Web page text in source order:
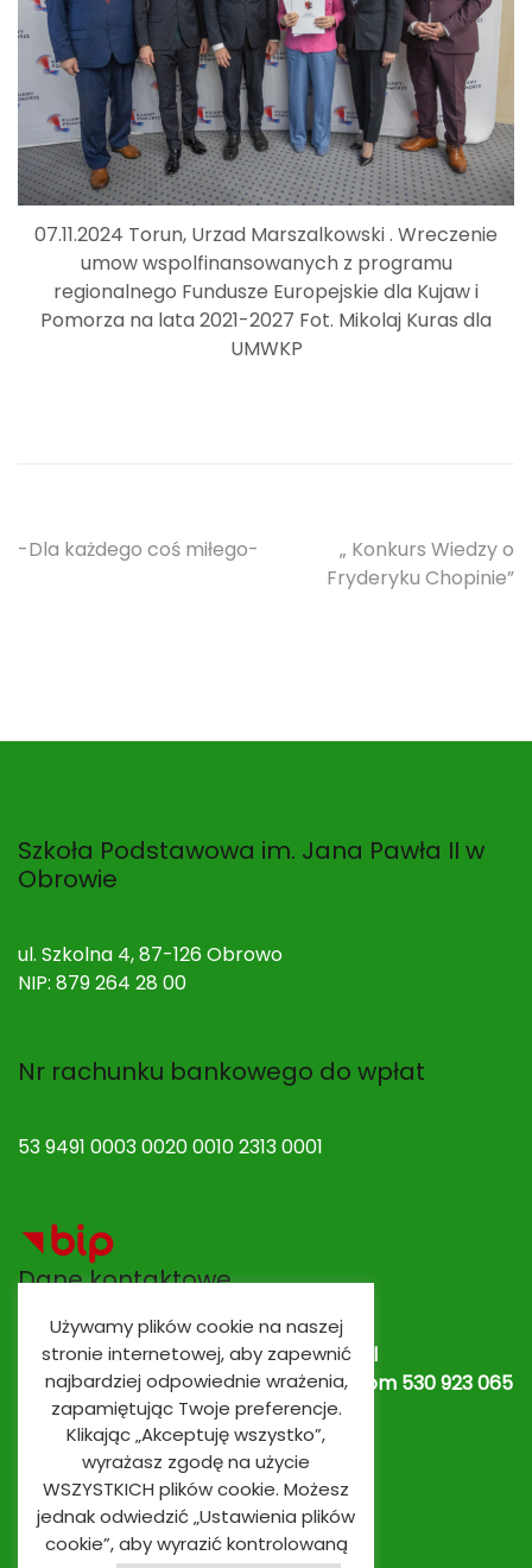
07.11.2024 Torun, Urzad Marszalkowski . Wreczenie
umow wspolfinansowanych z programu
regionalnego Fundusze Europejskie dla Kujaw i
Pomorza na lata 2021-2027 Fot. Mikolaj Kuras dla
UMWKP
Nawigacja
-Dla każdego coś miłego-
„ Konkurs Wiedzy o
Fryderyku Chopinie”
Szkoła Podstawowa im. Jana Pawła II w
Obrowie
ul. Szkolna 4, 87-126 Obrowo
NIP: 879 264 28 00
Nr rachunku bankowego do wpłat
53 9491 0003 0020 0010 2313 0001
Dane kontaktowe
Adres e-mail:spobrowo@spobrowo.pl
Nr telefonu / fax:(56) 674 70 30 tel. kom 530 923 065
530 923 839Oddziały przedszkolne
Używamy plików cookie na naszej
stronie internetowej, aby zapewnić
najbardziej odpowiednie wrażenia,
zapamiętując Twoje preferencje.
Klikając „Akceptuję wszystko”,
wyrażasz zgodę na użycie
WSZYSTKICH plików cookie. Możesz
jednak odwiedzić „Ustawienia plików
cookie”, aby wyrazić kontrolowaną